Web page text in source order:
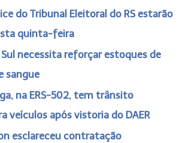
do Tribunal Eleitoral do RS estarão
quinta-feira
Sul necessita reforçar estoques de
sangue
na ERS-502, tem trânsito
veículos após vistoria do DAER
esclareceu contratação